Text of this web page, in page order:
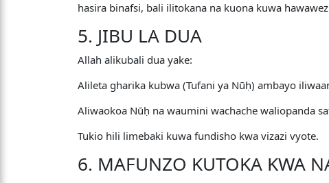
hasira binafsi, bali ilitokana na kuona kuwa
5. JIBU LA DUA
Allah alikubali dua yake:
Alileta gharika kubwa (Tufani ya Nūḥ) ambayo
Aliwaokoa Nūḥ na waumini wachache waliopanda
Tukio hili limebaki kuwa fundisho kwa vizazi vyote.
6. MAFUNZO KUTOKA KWA